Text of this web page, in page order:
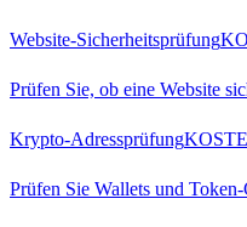
Website-Sicherheitsprüfung
Prüfen Sie, ob eine Website
Krypto-Adressprüfung
Prüfen Sie Wallets und